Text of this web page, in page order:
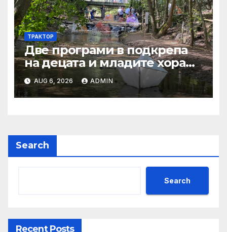
ТРАКТОР
Две програми в подкрепа
на децата и младите хора
на Благоевград
предложени за обществено
обсъждане
AUG 6, 2026 ADMIN
Search
Search
Recent Posts